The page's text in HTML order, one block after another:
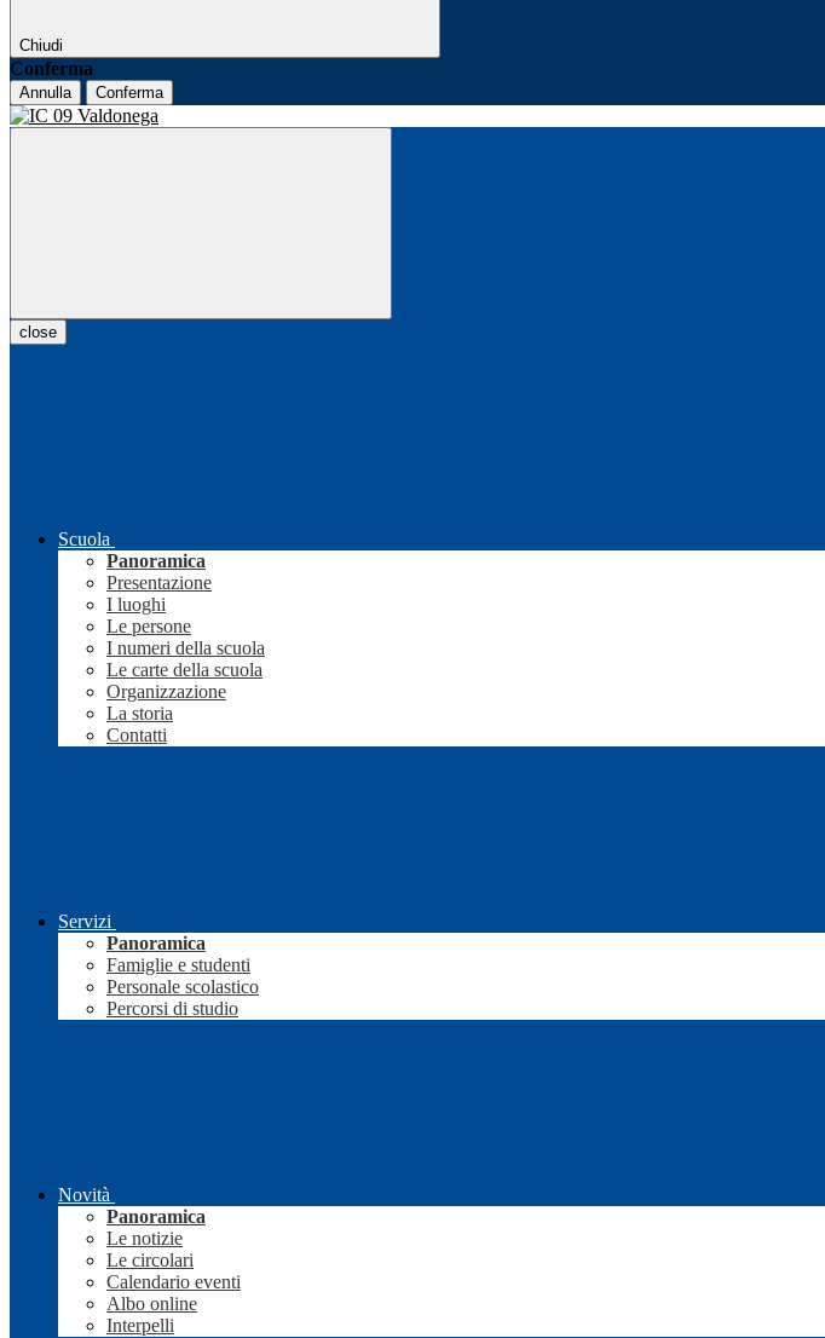
Chiudi
Conferma
Annulla Conferma
close
Scuola
Panoramica
Presentazione
I luoghi
Le persone
I numeri della scuola
Le carte della scuola
Organizzazione
La storia
Contatti
Servizi
Panoramica
Famiglie e studenti
Personale scolastico
Percorsi di studio
Novità
Panoramica
Le notizie
Le circolari
Calendario eventi
Albo online
Interpelli